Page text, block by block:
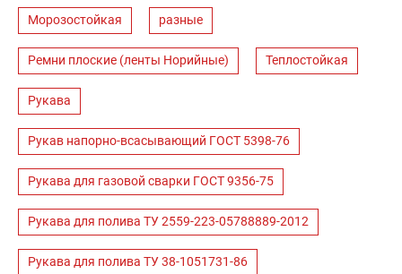
Морозостойкая разные
Ремни плоские (ленты Норийные) Теплостойкая
Рукава
Рукав напорно-всасывающий ГОСТ 5398-76
Рукава для газовой сварки ГОСТ 9356-75
Рукава для полива ТУ 2559-223-05788889-2012
Рукава для полива ТУ 38-1051731-86